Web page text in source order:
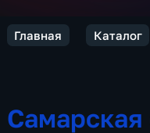
Главная Каталог
Самарская